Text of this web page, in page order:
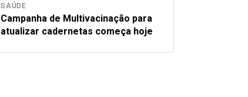
SAÚDE
Campanha de Multivacinação para
atualizar cadernetas começa hoje